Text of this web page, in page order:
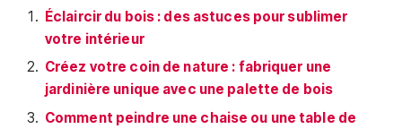
Éclaircir du bois : des astuces pour sublimer
votre intérieur
Créez votre coin de nature : fabriquer une
jardinière unique avec une palette de bois
Comment peindre une chaise ou une table de